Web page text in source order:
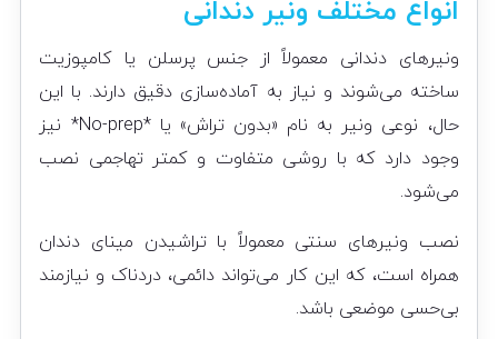
انواع مختلف ونیر دندانی
ونیرهای دندانی معمولاً از جنس پرسلن یا کامپوزیت
ساخته می‌شوند و نیاز به آماده‌سازی دقیق دارند. با این
حال، نوعی ونیر به نام «بدون تراش» یا *No-prep* نیز
وجود دارد که با روشی متفاوت و کمتر تهاجمی نصب
می‌شود.
نصب ونیرهای سنتی معمولاً با تراشیدن مینای دندان
همراه است، که این کار می‌تواند دائمی، دردناک و نیازمند
بی‌حسی موضعی باشد.